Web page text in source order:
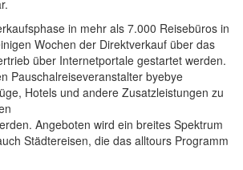
in mehr als 7.000 Reisebüros in
Wochen der Direktverkauf über das
über Internetportale gestartet werden.
Pauschalreiseveranstalter byebye
Hotels und andere Zusatzleistungen zu
Angeboten wird ein breites Spektrum
Städtereisen, die das alltours Programm